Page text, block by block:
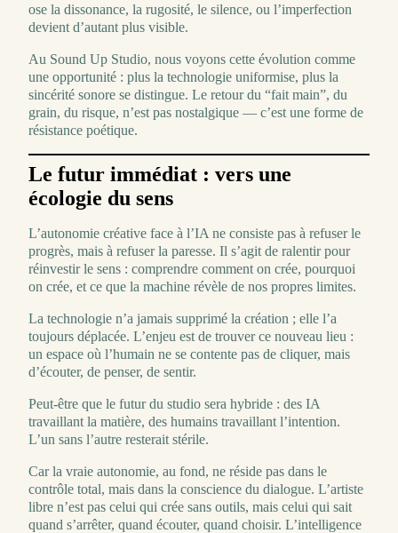
ose la dissonance, la rugosité, le silence, ou l’imperfection
devient d’autant plus visible.
Au Sound Up Studio, nous voyons cette évolution comme
une opportunité : plus la technologie uniformise, plus la
sincérité sonore se distingue. Le retour du “fait main”, du
grain, du risque, n’est pas nostalgique — c’est une forme de
résistance poétique.
Le futur immédiat : vers une
écologie du sens
L’autonomie créative face à l’IA ne consiste pas à refuser le
progrès, mais à refuser la paresse. Il s’agit de ralentir pour
réinvestir le sens : comprendre comment on crée, pourquoi
on crée, et ce que la machine révèle de nos propres limites.
La technologie n’a jamais supprimé la création ; elle l’a
toujours déplacée. L’enjeu est de trouver ce nouveau lieu :
un espace où l’humain ne se contente pas de cliquer, mais
d’écouter, de penser, de sentir.
Peut-être que le futur du studio sera hybride : des IA
travaillant la matière, des humains travaillant l’intention.
L’un sans l’autre resterait stérile.
Car la vraie autonomie, au fond, ne réside pas dans le
contrôle total, mais dans la conscience du dialogue. L’artiste
libre n’est pas celui qui crée sans outils, mais celui qui sait
quand s’arrêter, quand écouter, quand choisir. L’intelligence